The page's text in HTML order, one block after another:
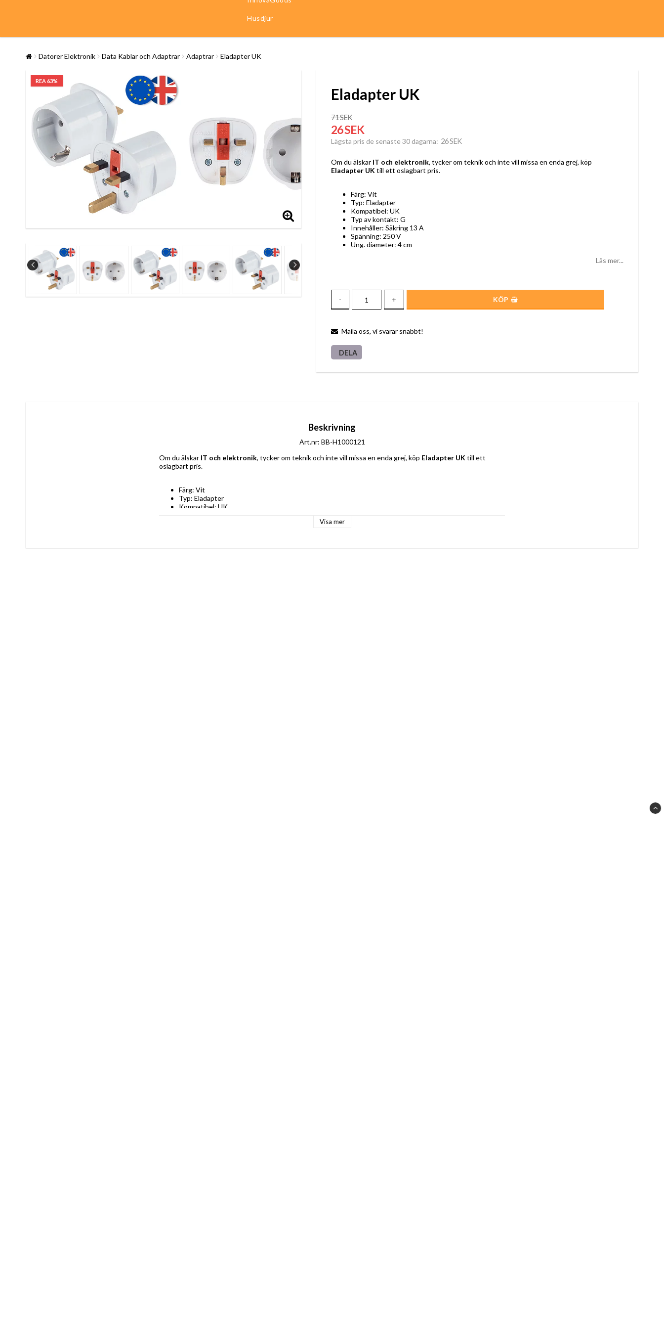
Husdjur
Datorer Elektronik Data Kablar och Adaptrar Adaptrar Eladapter UK
REA 63%
Eladapter UK
71 SEK
26 SEK
Lägsta pris de senaste 30 dagarna 26 SEK
Om du älskar IT och elektronik, tycker om teknik och inte vill missa en enda grej, köp
Eladapter UK till ett oslagbart pris.
Färg: Vit
Typ: Eladapter
Kompatibel: UK
Typ av kontakt: G
Innehåller: Säkring 13 A
Spänning: 250 V
Ung. diameter: 4 cm
Läs mer...
- + KÖP
Maila oss, vi svarar snabbt!
DELA
Beskrivning
Art.nr: BB-H1000121
Om du älskar IT och elektronik, tycker om teknik och inte vill missa en enda grej, köp Eladapter UK till ett
oslagbart pris.
Färg: Vit
Typ: Eladapter
Kompatibel: UK
Visa mer